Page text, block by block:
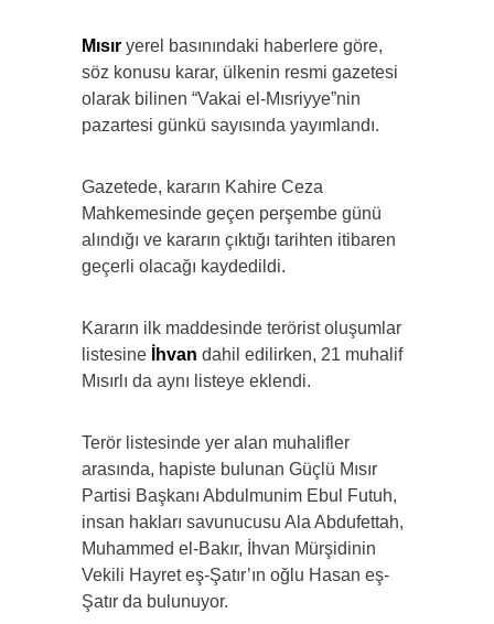
Mısır yerel basınındaki haberlere göre,
söz konusu karar, ülkenin resmi gazetesi
olarak bilinen “Vakai el-Mısriyye”nin
pazartesi günkü sayısında yayımlandı.
Gazetede, kararın Kahire Ceza
Mahkemesinde geçen perşembe günü
alındığı ve kararın çıktığı tarihten itibaren
geçerli olacağı kaydedildi.
Kararın ilk maddesinde terörist oluşumlar
listesine
İhvan dahil edilirken, 21 muhalif
Mısırlı da aynı listeye eklendi.
Terör listesinde yer alan muhalifler
arasında, hapiste bulunan Güçlü Mısır
Partisi Başkanı Abdulmunim Ebul Futuh,
insan hakları savunucusu Ala Abdufettah,
Muhammed el-Bakır, İhvan Mürşidinin
Vekili Hayret eş-Şatır’ın oğlu Hasan eş-
Şatır da bulunuyor.